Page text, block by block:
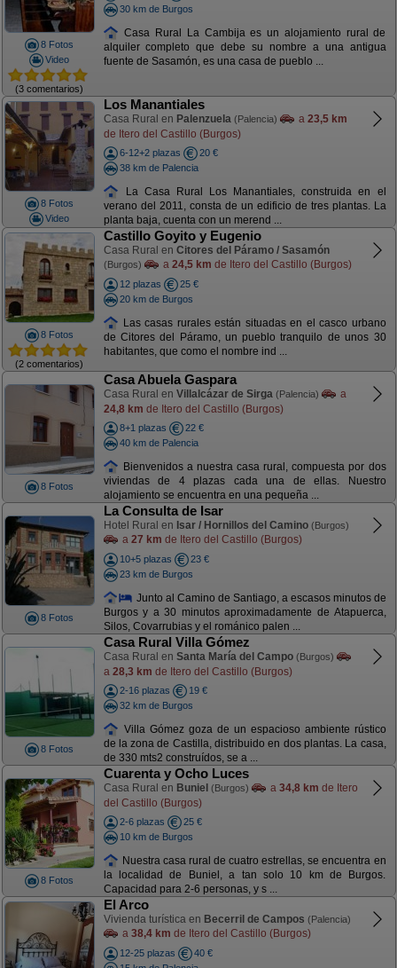
8 Fotos
Video
(3 comentarios)
30 km de Burgos
Casa Rural La Cambija es un alojamiento rural de
alquiler completo que debe su nombre a una antigua
fuente de Sasamón, es una casa de pueblo ...
8 Fotos
Video
Los Manantiales
Casa Rural en Palenzuela (Palencia) a 23,5 km
de Itero del Castillo (Burgos)
6-12+2 plazas
20 €
38 km de Palencia
La Casa Rural Los Manantiales, construida en el
verano del 2011, consta de un edificio de tres plantas. La
planta baja, cuenta con un merend ...
8 Fotos
(2 comentarios)
Castillo Goyito y Eugenio
Casa Rural en Citores del Páramo / Sasamón
(Burgos) a 24,5 km de Itero del Castillo (Burgos)
12 plazas
25 €
20 km de Burgos
Las casas rurales están situadas en el casco urbano
de Citores del Páramo, un pueblo tranquilo de unos 30
habitantes, que como el nombre ind ...
8 Fotos
Casa Abuela Gaspara
Casa Rural en Villalcázar de Sirga (Palencia)
a
24,8 km de Itero del Castillo (Burgos)
8+1 plazas
22 €
40 km de Palencia
Bienvenidos a nuestra casa rural, compuesta por dos
viviendas de 4 plazas cada una de ellas. Nuestro
alojamiento se encuentra en una pequeña ...
8 Fotos
La Consulta de Isar
Hotel Rural en Isar / Hornillos del Camino (Burgos)
a 27 km de Itero del Castillo (Burgos)
10+5 plazas
23 €
23 km de Burgos
Junto al Camino de Santiago, a escasos minutos de
Burgos y a 30 minutos aproximadamente de Atapuerca,
Silos, Covarrubias y el románico palen ...
8 Fotos
Casa Rural Villa Gómez
Casa Rural en Santa María del Campo (Burgos)
a 28,3 km de Itero del Castillo (Burgos)
2-16 plazas
19 €
32 km de Burgos
Villa Gómez goza de un espacioso ambiente rústico
de la zona de Castilla, distribuido en dos plantas. La casa,
de 330 mts2 construídos, se a ...
8 Fotos
Cuarenta y Ocho Luces
Casa Rural en Buniel (Burgos) a 34,8 km de Itero
del Castillo (Burgos)
2-6 plazas
25 €
10 km de Burgos
Nuestra casa rural de cuatro estrellas, se encuentra en
la localidad de Buniel, a tan solo 10 km de Burgos.
Capacidad para 2-6 personas, y s ...
El Arco
Vivienda turística en Becerril de Campos (Palencia)
a 38,4 km de Itero del Castillo (Burgos)
12-25 plazas
40 €